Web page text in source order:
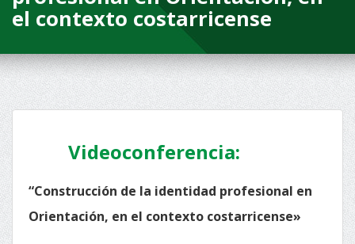
el contexto costarricense
Videoconferencia:
“Construcción de la identidad profesional en
Orientación, en el contexto costarricense»